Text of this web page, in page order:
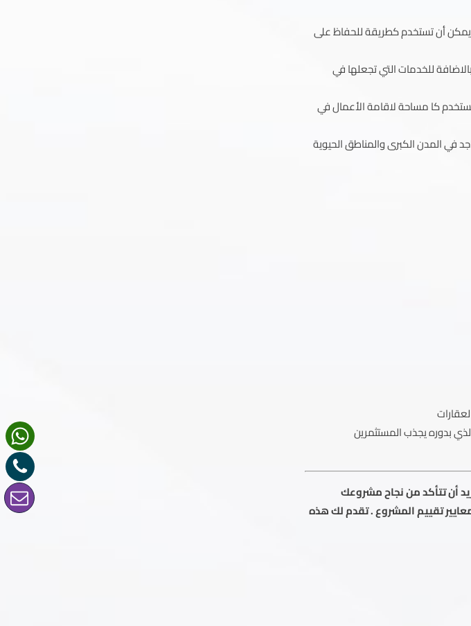
يمكن أن تستخدم كطريقة للحفاظ على
للخدمات التي تجعلها في
كا مساحة لاقامة الأعمال في
في المدن الكبرى والمناطق الحيوية
بدوره يجذب المستثمرين
أن تتأكد من نجاح مشروعك
تقييم المشروع . تقدم لك هذه